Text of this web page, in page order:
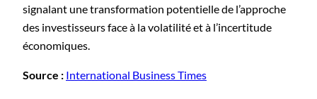
signalant une transformation potentielle de l’approche
des investisseurs face à la volatilité et à l’incertitude
économiques.
Source : International Business Times